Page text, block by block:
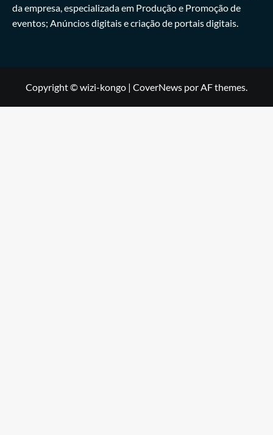
da empresa, especializada em Produção e Promoção de
eventos; Anúncios digitais e criação de portais digitais.
Copyright © wizi-kongo | CoverNews por AF themes.